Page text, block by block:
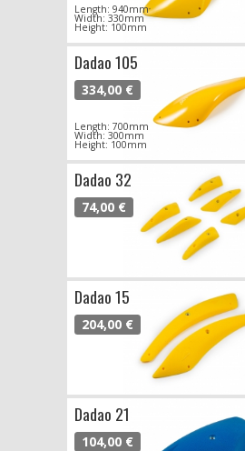
Length: 940mm
Width: 330mm
Height: 100mm
Dadao 105
334,00 €
Length: 700mm
Width: 300mm
Height: 100mm
Dadao 32
74,00 €
Dadao 15
204,00 €
Dadao 21
104,00 €